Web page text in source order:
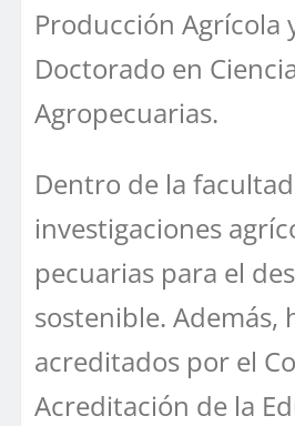
Producción Agrícola
Doctorado en
Agropecuarias.
Dentro de la
investigaciones
pecuarias para el
sostenible. Además,
acreditados por el
Acreditación de la